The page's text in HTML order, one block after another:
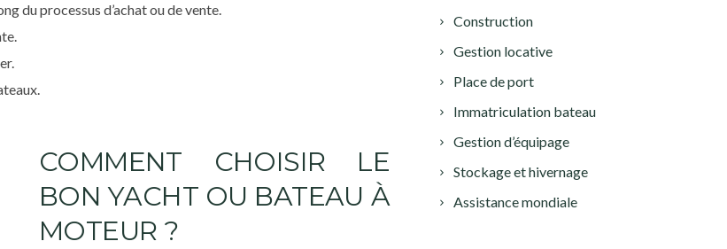
du processus d’achat ou de vente.
COMMENT CHOISIR LE
BON YACHT OU BATEAU À
MOTEUR ?
Construction
Gestion locative
Place de port
Immatriculation bateau
Gestion d’équipage
Stockage et hivernage
Assistance mondiale